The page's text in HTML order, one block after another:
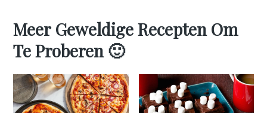
Meer Geweldige Recepten Om
Te Proberen 🙂